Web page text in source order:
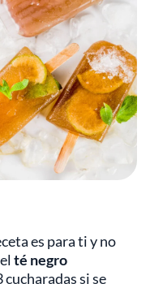
es para ti y no
té negro
si se